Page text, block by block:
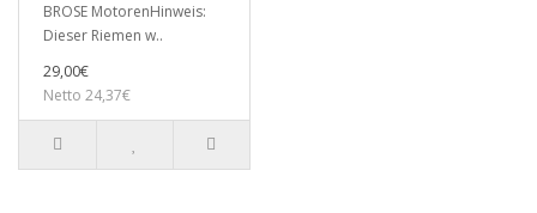
BROSE MotorenHinweis:
Dieser Riemen w..
29,00€
Netto 24,37€